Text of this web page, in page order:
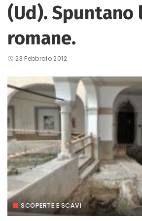
(Ud). Spuntano
romane.
23 Febbraio 2012
SCOPERTE E SCAVI